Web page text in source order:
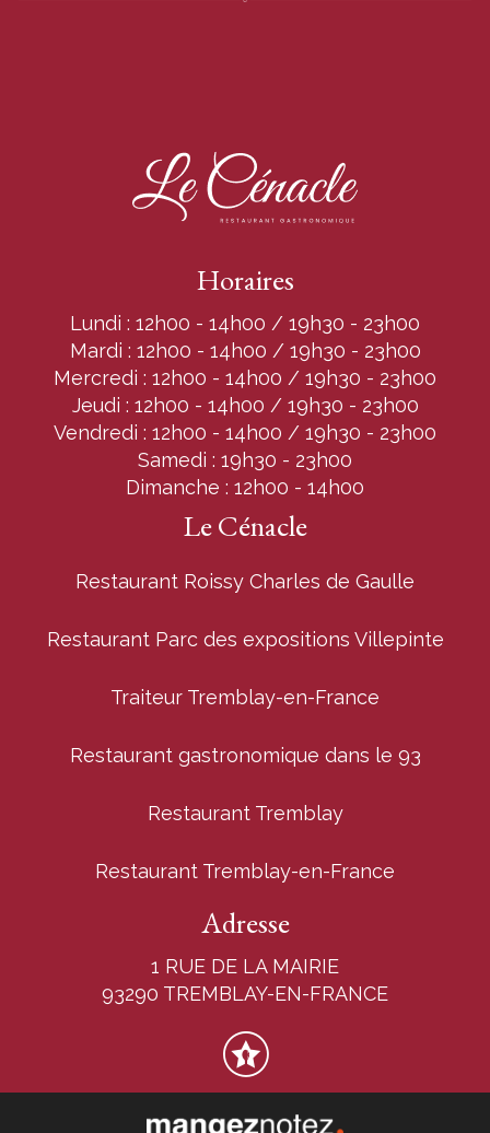
Horaires
Lundi : 12h00 - 14h00 / 19h30 - 23h00
Mardi : 12h00 - 14h00 / 19h30 - 23h00
Mercredi : 12h00 - 14h00 / 19h30 - 23h00
Jeudi : 12h00 - 14h00 / 19h30 - 23h00
Vendredi : 12h00 - 14h00 / 19h30 - 23h00
Samedi : 19h30 - 23h00
Dimanche : 12h00 - 14h00
Le Cénacle
Restaurant Roissy Charles de Gaulle
Restaurant Parc des expositions Villepinte
Traiteur Tremblay-en-France
Restaurant gastronomique dans le 93
Restaurant Tremblay
Restaurant Tremblay-en-France
Adresse
1 RUE DE LA MAIRIE
93290 TREMBLAY-EN-FRANCE